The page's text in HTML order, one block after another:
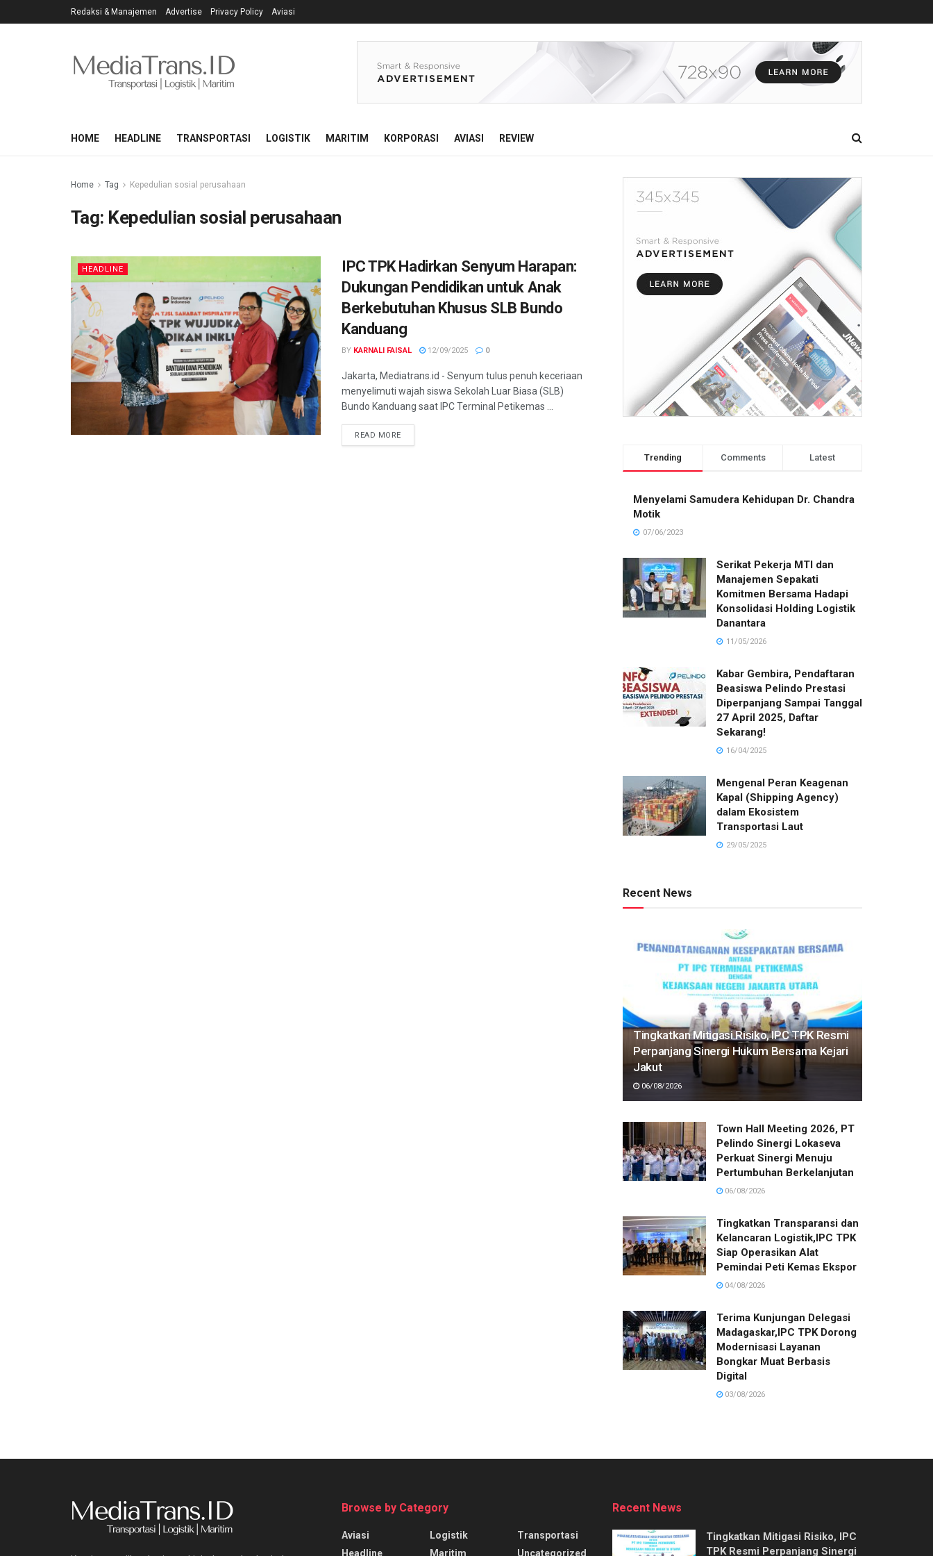
Redaksi & Manajemen Advertise Privacy Policy Aviasi
HOME HEADLINE TRANSPORTASI LOGISTIK MARITIM KORPORASI AVIASI REVIEW
Home Tag Kepedulian sosial perusahaan
Tag: Kepedulian sosial perusahaan
HEADLINE
IPC TPK Hadirkan Senyum Harapan:
Dukungan Pendidikan untuk Anak
Berkebutuhan Khusus SLB Bundo
Kanduang
BY KARNALI FAISAL 12/09/2025 0
Jakarta, Mediatrans.id - Senyum tulus penuh keceriaan
menyelimuti wajah siswa Sekolah Luar Biasa (SLB)
Bundo Kanduang saat IPC Terminal Petikemas ...
READ MORE
Trending Comments Latest
Menyelami Samudera Kehidupan Dr. Chandra
Motik
07/06/2023
Serikat Pekerja MTI dan
Manajemen Sepakati
Komitmen Bersama Hadapi
Konsolidasi Holding Logistik
Danantara
11/05/2026
Kabar Gembira, Pendaftaran
Beasiswa Pelindo Prestasi
Diperpanjang Sampai Tanggal
27 April 2025, Daftar
Sekarang!
16/04/2025
Mengenal Peran Keagenan
Kapal (Shipping Agency)
dalam Ekosistem
Transportasi Laut
29/05/2025
Recent News
Tingkatkan Mitigasi Risiko, IPC TPK Resmi
Perpanjang Sinergi Hukum Bersama Kejari
Jakut
06/08/2026
Town Hall Meeting 2026, PT
Pelindo Sinergi Lokaseva
Perkuat Sinergi Menuju
Pertumbuhan Berkelanjutan
06/08/2026
Tingkatkan Transparansi dan
Kelancaran Logistik,IPC TPK
Siap Operasikan Alat
Pemindai Peti Kemas Ekspor
04/08/2026
Terima Kunjungan Delegasi
Madagaskar,IPC TPK Dorong
Modernisasi Layanan
Bongkar Muat Berbasis
Digital
03/08/2026
Browse by Category
Aviasi
Headline
Logistik
Maritim
Transportasi
Uncategorized
Recent News
Tingkatkan Mitigasi Risiko, IPC
TPK Resmi Perpanjang Sinergi